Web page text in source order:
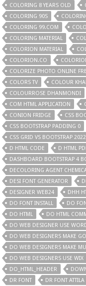
COLORING 8 YEARS OLD
COLORING 90S
COLORING 99.COM
COLORING MATERIAL
COLORION MATERIAL
COLORION.CO
COLORIZE PHOTO ONLINE
COLORS TV
COLOUR
COLOURROSE DHANMONDI
COM HTML APPLICATION
CONION FRIDGE
CSS
CSS BOOTSTRAP PADDING 0
CSS GRID VS BOOTSTRAP 2022
D HTML CODE
D HTML
DASHBOARD BOOTSTRAP 4
DECOLORING AGENT
DESI FONT GENERATOR
DESIGNER WEB24
DHH
DO FONT INSTALL
DO
DO HTML
DO HTML
DO WEB DESIGNER USE
DO WEB DESIGNERS MAKE
DO WEB DESIGNERS MAKE
DO WEB DESIGNERS USE WIX
DO_HTML_HEADER
DR FONT
DR FONT ATTILA